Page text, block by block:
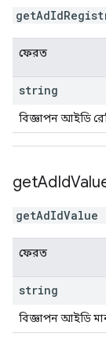
ফেরত
string
বিজ্ঞাপন আইডি
getAdId
getAdIdValue
ফেরত
string
বিজ্ঞাপন আইডি